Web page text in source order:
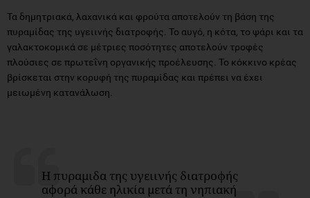
Τα δημητριακά, λαχανικά και φρούτα αποτελούν τη βάση της
πυραμίδας της υγειινής διατροφής. Το αυγό, η κότα, το ψάρι και τα
γαλακτοκομικά σε μέτριες ποσότητες αποτελούν τροφές
πλούσιες σε πρωτεΐνη οργανικής προέλευσης. Το κόκκινο κρέας
βρίσκεται στην κορυφή της πυραμίδας και πρέπει να έχει
μειωμένη κατανάλωση.
Η πυραμιδα της υγειινής διατροφής
αφορά κάθε ηλικία μετά τη νηπιακή